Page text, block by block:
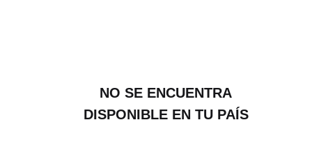
NO SE ENCUENTRA
DISPONIBLE EN TU PAÍS